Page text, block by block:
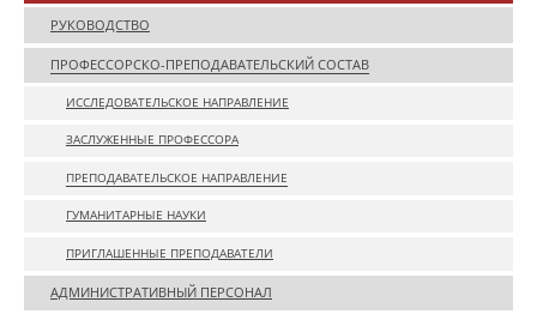
РУКОВОДСТВО
ПРОФЕССОРСКО-ПРЕПОДАВАТЕЛЬСКИЙ СОСТАВ
ИССЛЕДОВАТЕЛЬСКОЕ НАПРАВЛЕНИЕ
ЗАСЛУЖЕННЫЕ ПРОФЕССОРА
ПРЕПОДАВАТЕЛЬСКОЕ НАПРАВЛЕНИЕ
ГУМАНИТАРНЫЕ НАУКИ
ПРИГЛАШЕННЫЕ ПРЕПОДАВАТЕЛИ
АДМИНИСТРАТИВНЫЙ ПЕРСОНАЛ